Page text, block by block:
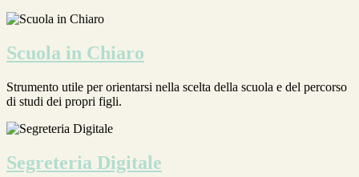
Scuola in Chiaro
Strumento utile per orientarsi nella scelta della scuola e del percorso
di studi dei propri figli.
Segreteria Digitale